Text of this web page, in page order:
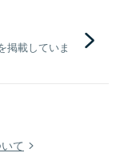
掲載していま
て